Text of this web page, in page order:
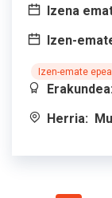
Izena
Izen-
Izen-emate
Erakundea:
Herria: